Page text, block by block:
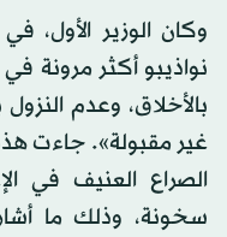
وكان الوزير الأول،
نواذيبو أكثر مرونة
بالأخلاق، وعدم
غير مقبولة». جاءت هذه
الصراع العنيف في
سخونة، وذلك ما